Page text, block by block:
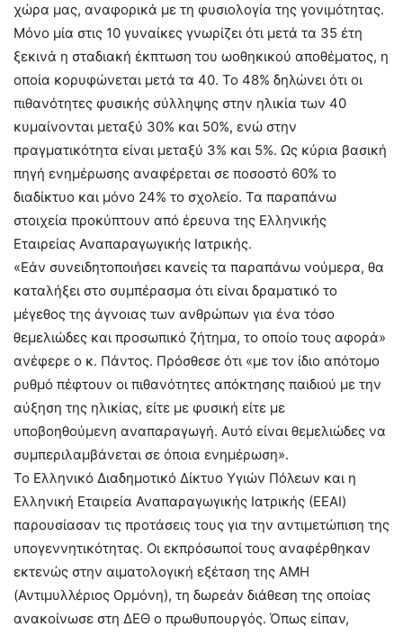
χώρα μας, αναφορικά με τη φυσιολογία της γονιμότητας.
Μόνο μία στις 10 γυναίκες γνωρίζει ότι μετά τα 35 έτη
ξεκινά η σταδιακή έκπτωση του ωοθηκικού αποθέματος, η
οποία κορυφώνεται μετά τα 40. Το 48% δηλώνει ότι οι
πιθανότητες φυσικής σύλληψης στην ηλικία των 40
κυμαίνονται μεταξύ 30% και 50%, ενώ στην
πραγματικότητα είναι μεταξύ 3% και 5%. Ως κύρια βασική
πηγή ενημέρωσης αναφέρεται σε ποσοστό 60% το
διαδίκτυο και μόνο 24% το σχολείο. Τα παραπάνω
στοιχεία προκύπτουν από έρευνα της Ελληνικής
Εταιρείας Αναπαραγωγικής Ιατρικής.
«Εάν συνειδητοποιήσει κανείς τα παραπάνω νούμερα, θα
καταλήξει στο συμπέρασμα ότι είναι δραματικό το
μέγεθος της άγνοιας των ανθρώπων για ένα τόσο
θεμελιώδες και προσωπικό ζήτημα, το οποίο τους αφορά»
ανέφερε ο κ. Πάντος. Πρόσθεσε ότι «με τον ίδιο απότομο
ρυθμό πέφτουν οι πιθανότητες απόκτησης παιδιού με την
αύξηση της ηλικίας, είτε με φυσική είτε με
υποβοηθούμενη αναπαραγωγή. Αυτό είναι θεμελιώδες να
συμπεριλαμβάνεται σε όποια ενημέρωση».
Το Ελληνικό Διαδημοτικό Δίκτυο Υγιών Πόλεων και η
Ελληνική Εταιρεία Αναπαραγωγικής Ιατρικής (ΕΕΑΙ)
παρουσίασαν τις προτάσεις τους για την αντιμετώπιση της
υπογεννητικότητας. Οι εκπρόσωποί τους αναφέρθηκαν
εκτενώς στην αιματολογική εξέταση της ΑΜΗ
(Αντιμυλλέριος Ορμόνη), τη δωρεάν διάθεση της οποίας
ανακοίνωσε στη ΔΕΘ ο πρωθυπουργός. Όπως είπαν,